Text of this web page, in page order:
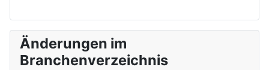
Änderungen im
Branchenverzeichnis